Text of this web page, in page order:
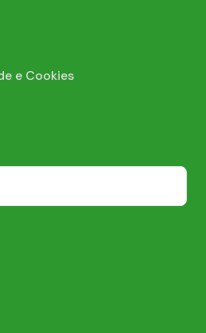
e Cookies